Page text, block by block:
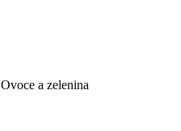
Ovoce a zelenina